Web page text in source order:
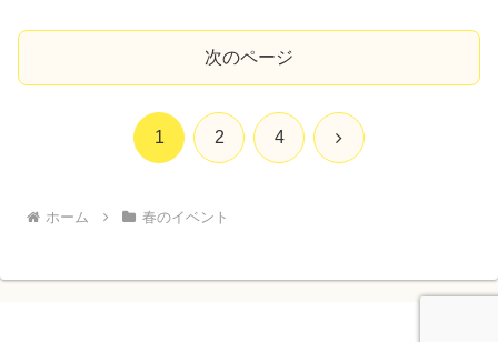
次のページ
1 2 4 次
ホーム 春のイベント